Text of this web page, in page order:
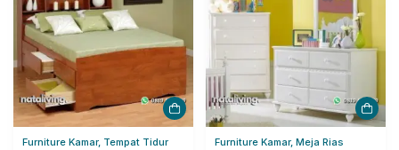
Furniture Kamar, Tempat Tidur Furniture Kamar, Meja Rias